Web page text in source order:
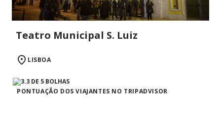
Teatro Municipal S. Luiz
LISBOA
PONTUAÇÃO DOS VIAJANTES NO TRIPADVISOR